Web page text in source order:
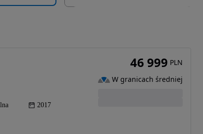
2017
46 999 PLN
W granicach średniej